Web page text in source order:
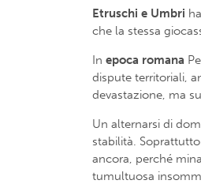
Etruschi e Umbri
che la stessa
In epoca romana
dispute territoriali,
devastazione, ma
Un alternarsi di
stabilità.
ancora, perché
tumultuosa